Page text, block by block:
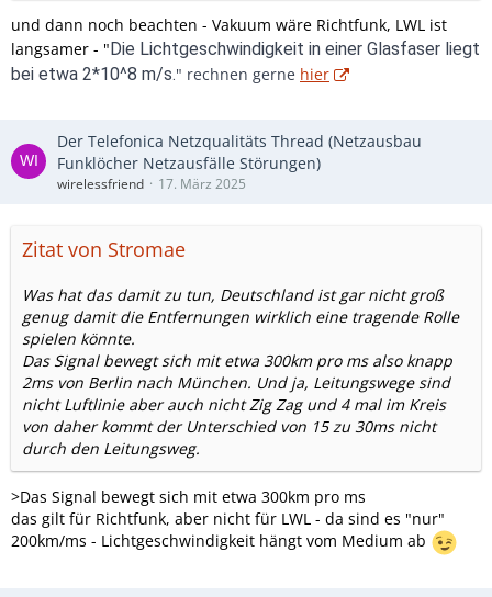
und dann noch beachten - Vakuum wäre Richtfunk, LWL ist
langsamer - "Die Lichtgeschwindigkeit in einer Glasfaser liegt
bei etwa 2*10^8 m/s." rechnen gerne hier
Der Telefonica Netzqualitäts Thread (Netzausbau
Funklöcher Netzausfälle Störungen)
wirelessfriend 17. März 2025
Zitat von Stromae
Was hat das damit zu tun, Deutschland ist gar nicht groß
genug damit die Entfernungen wirklich eine tragende Rolle
spielen könnte.
Das Signal bewegt sich mit etwa 300km pro ms also knapp
2ms von Berlin nach München. Und ja, Leitungswege sind
nicht Luftlinie aber auch nicht Zig Zag und 4 mal im Kreis
von daher kommt der Unterschied von 15 zu 30ms nicht
durch den Leitungsweg.
>Das Signal bewegt sich mit etwa 300km pro ms
das gilt für Richtfunk, aber nicht für LWL - da sind es "nur"
200km/ms - Lichtgeschwindigkeit hängt vom Medium ab